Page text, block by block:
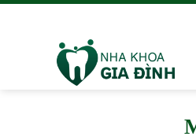
Skip